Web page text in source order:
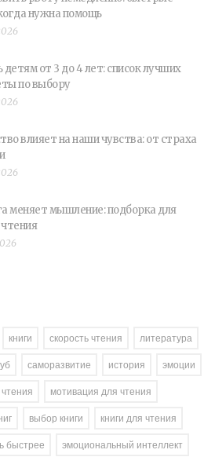
нужна помощь
детям от 3 до 4 лет: список лучших
по выбору
влияет на наши чувства: от страха
меняет мышление: подборка для
книги скорость чтения
литература
саморазвитие история
эмоции
мотивация для чтения
выбор книги
книги для чтения
быстрее эмоциональный интеллект